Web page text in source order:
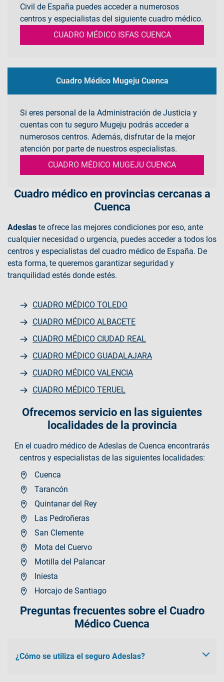
Civil de España puedes acceder a numerosos
centros y especialistas del siguiente cuadro médico.
CUADRO MÉDICO ISFAS CUENCA
Cuadro Médico Mugeju Cuenca
Si eres personal de la Administración de Justicia y
cuentas con tu seguro Mugeju podrás acceder a
numerosos centros. Además, disfrutar de la mejor
atención por parte de nuestros especialistas.
CUADRO MÉDICO MUGEJU CUENCA
Cuadro médico en provincias cercanas a
Cuenca
Adeslas te ofrece las mejores condiciones por eso, ante
cualquier necesidad o urgencia, puedes acceder a todos los
centros y especialistas del cuadro médico de España. De
esta forma, te queremos garantizar seguridad y
tranquilidad estés donde estés.
CUADRO MÉDICO TOLEDO
CUADRO MÉDICO ALBACETE
CUADRO MÉDICO CIUDAD REAL
CUADRO MÉDICO GUADALAJARA
CUADRO MÉDICO VALENCIA
CUADRO MÉDICO TERUEL
Ofrecemos servicio en las siguientes
localidades de la provincia
En el cuadro médico de Adeslas de Cuenca encontrarás
centros y especialistas de las siguientes localidades:
Cuenca
Tarancón
Quintanar del Rey
Las Pedroñeras
San Clemente
Mota del Cuervo
Motilla del Palancar
Iniesta
Horcajo de Santiago
Preguntas frecuentes sobre el Cuadro
Médico Cuenca
¿Cómo se utiliza el seguro Adeslas?